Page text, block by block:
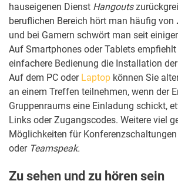
hauseigenen Dienst Hangouts
beruflichen Bereich hört man häufig von
und bei Gamern schwört man seit
Auf Smartphones oder Tablets
einfachere Bedienung die Installation
Auf dem PC oder Laptop können Sie
an einem Treffen teilnehmen, wenn der
Gruppenraums eine Einladung schickt,
Links oder Zugangscodes. Weitere viel
Möglichkeiten für
oderTeamspeak.
Zu sehen und zu hören sein